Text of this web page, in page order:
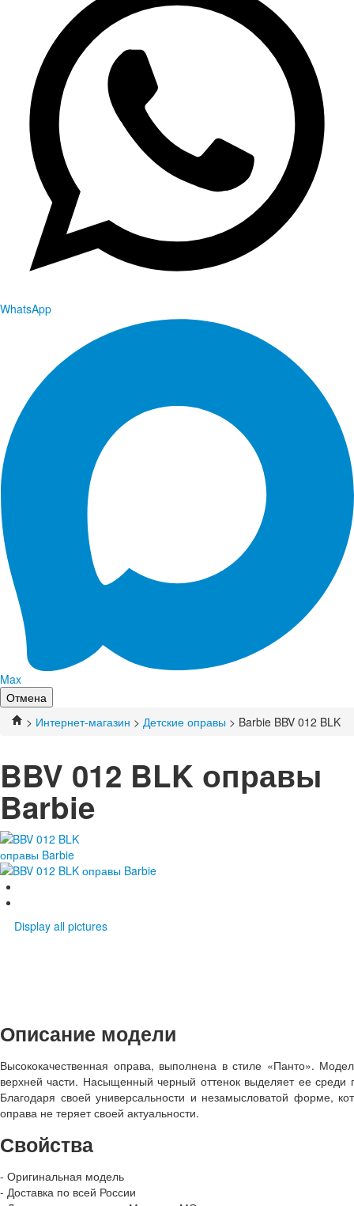
WhatsApp
Max
Отмена
> Интернет-магазин > Детские оправы > Barbie BBV 012 BLK
BBV 012 BLK оправы
Barbie
Display all pictures
Описание модели
Высококачественная оправа, выполнена в стиле «Панто».
верхней части. Насыщенный черный оттенок выделяет ее среди
Благодаря своей универсальности и незамысловатой форме,
оправа не теряет своей актуальности.
Свойства
- Оригинальная модель
- Доставка по всей России